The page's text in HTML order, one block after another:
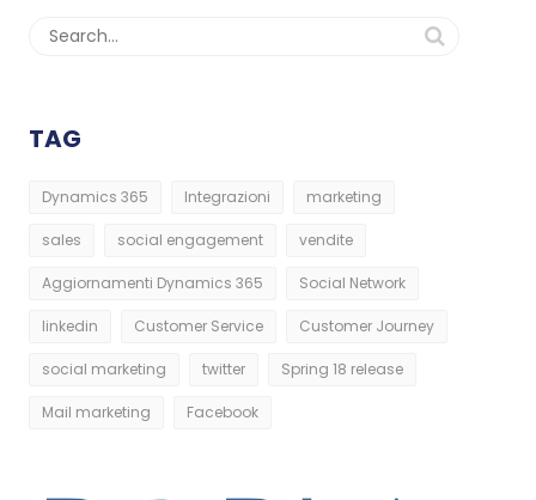
TAG
Dynamics 365 Integrazioni marketing
sales social engagement vendite
Aggiornamenti Dynamics 365 Social Network
linkedin Customer Service Customer Journey
social marketing twitter Spring 18 release
Mail marketing Facebook